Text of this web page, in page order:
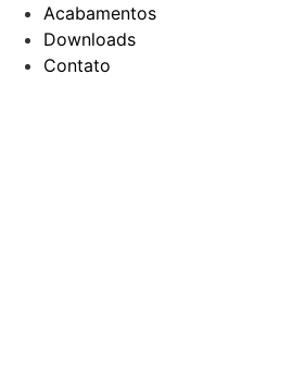
Acabamentos
Downloads
Contato